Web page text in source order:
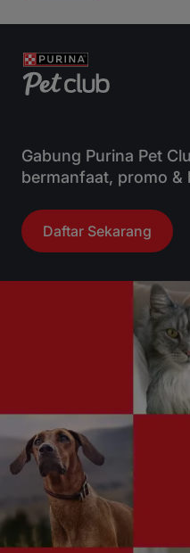
Gabung Purina Pet
bermanfaat, promo &
Daftar Sekarang